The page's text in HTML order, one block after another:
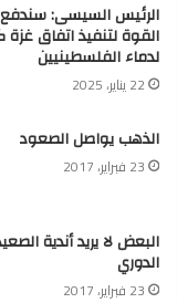
الرئيس السيسى:
القوة لتنفيذ اتفاق غزة
لدماء الفلسطينيين
22 يناير، 2025
الذهب يواصل الصعود
23 فبراير، 2017
البعض لا يريد أندية
الدوري
23 فبراير، 2017